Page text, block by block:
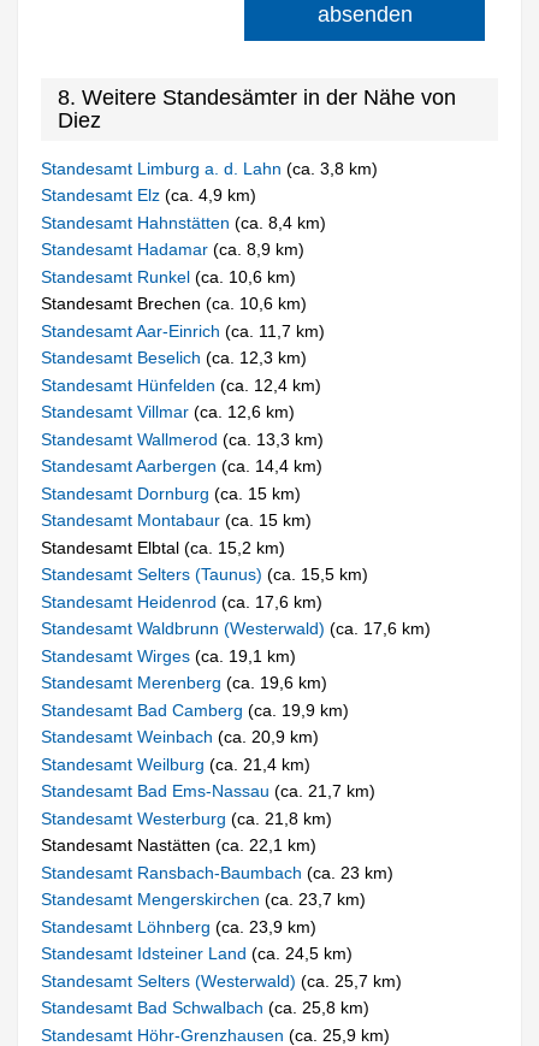
absenden
8. Weitere Standesämter in der Nähe von
Diez
Standesamt Limburg a. d. Lahn(ca. 3,8 km)
Standesamt Elz(ca. 4,9 km)
Standesamt Hahnstätten(ca. 8,4 km)
Standesamt Hadamar(ca. 8,9 km)
Standesamt Runkel(ca. 10,6 km)
Standesamt Brechen (ca. 10,6 km)
Standesamt Aar-Einrich(ca. 11,7 km)
Standesamt Beselich(ca. 12,3 km)
Standesamt Hünfelden(ca. 12,4 km)
Standesamt Villmar(ca. 12,6 km)
Standesamt Wallmerod(ca. 13,3 km)
Standesamt Aarbergen(ca. 14,4 km)
Standesamt Dornburg(ca. 15 km)
Standesamt Montabaur(ca. 15 km)
Standesamt Elbtal (ca. 15,2 km)
Standesamt Selters (Taunus)(ca. 15,5 km)
Standesamt Heidenrod(ca. 17,6 km)
Standesamt Waldbrunn (Westerwald)(ca. 17,6 km)
Standesamt Wirges(ca. 19,1 km)
Standesamt Merenberg(ca. 19,6 km)
Standesamt Bad Camberg(ca. 19,9 km)
Standesamt Weinbach(ca. 20,9 km)
Standesamt Weilburg(ca. 21,4 km)
Standesamt Bad Ems-Nassau(ca. 21,7 km)
Standesamt Westerburg(ca. 21,8 km)
Standesamt Nastätten (ca. 22,1 km)
Standesamt Ransbach-Baumbach(ca. 23 km)
Standesamt Mengerskirchen(ca. 23,7 km)
Standesamt Löhnberg(ca. 23,9 km)
Standesamt Idsteiner Land(ca. 24,5 km)
Standesamt Selters (Westerwald)(ca. 25,7 km)
Standesamt Bad Schwalbach(ca. 25,8 km)
Standesamt Höhr-Grenzhausen(ca. 25,9 km)